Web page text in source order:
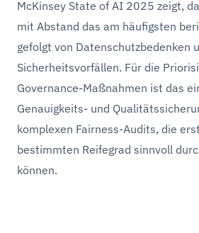
McKinsey State of AI 2025 zeigt,
mit Abstand das am häufigsten
gefolgt von Datenschutzbedenken
Sicherheitsvorfällen. Für die
Governance-Maßnahmen ist das
Genauigkeits- und
komplexen Fairness-Audits, die
bestimmten Reifegrad sinnvoll
können.